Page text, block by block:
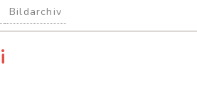
Bildarchiv